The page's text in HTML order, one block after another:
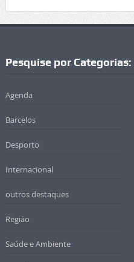
Pesquise por Categorias:
Agenda
Barcelos
Desporto
Internacional
outros destaques
Região
Saúde e Ambiente